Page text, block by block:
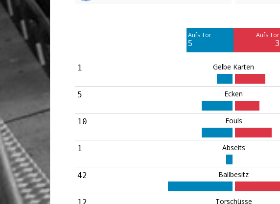
Aufs Tor
5
Aufs Tor
3
1 Gelbe Karten
5 Ecken
10 Fouls
1 Abseits
42 Ballbesitz
12 Torschüsse